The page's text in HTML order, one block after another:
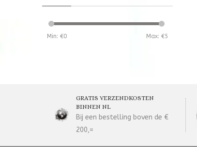
Min: €0 Max: €5
GRATIS VERZENDKOSTEN
BINNEN NL
Bij een bestelling boven de €
200,=